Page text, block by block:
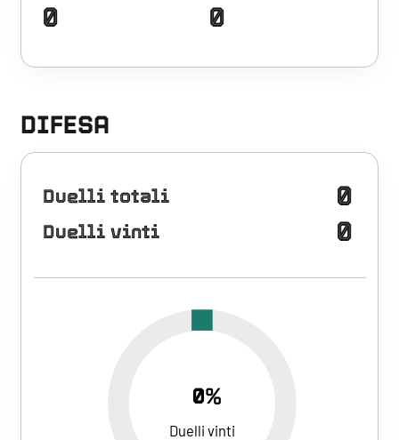
0 0
DIFESA
Duelli totali 0
Duelli vinti 0
0%
Duelli vinti